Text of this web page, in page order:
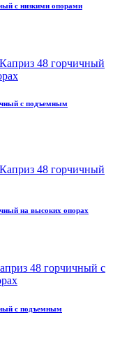
с низкими опорами
с подъемным
на высоких опорах
с подъемным